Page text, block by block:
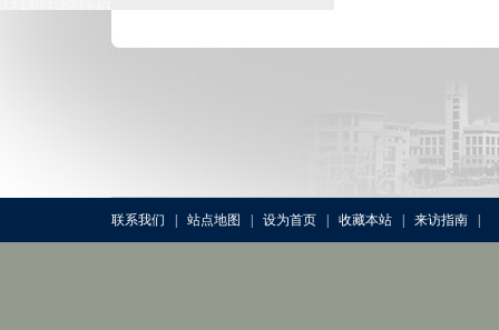
联系我们 站点地图 设为首页 收藏本站 来访指南